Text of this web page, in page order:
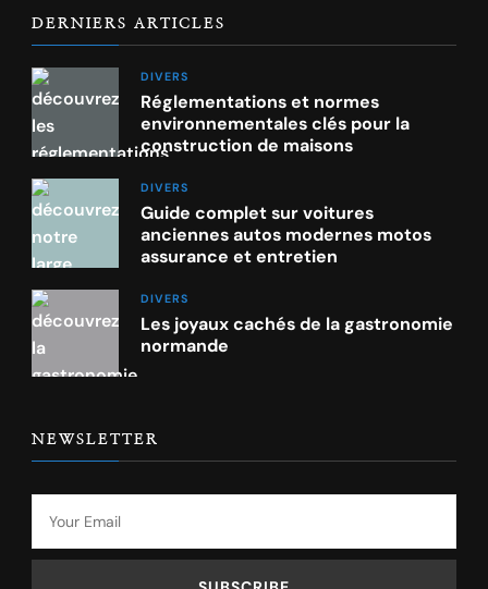
DERNIERS ARTICLES
DIVERS
Réglementations et normes
environnementales clés pour la
construction de maisons
DIVERS
Guide complet sur voitures
anciennes autos modernes motos
assurance et entretien
DIVERS
Les joyaux cachés de la gastronomie
normande
NEWSLETTER